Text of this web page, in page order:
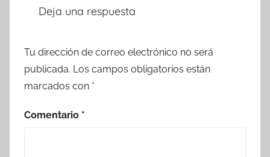
Deja una respuesta
Tu dirección de correo electrónico no será
publicada. Los campos obligatorios están
marcados con *
Comentario *